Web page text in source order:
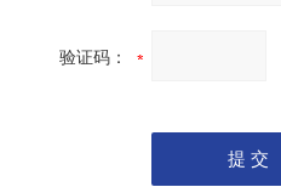
验证码：